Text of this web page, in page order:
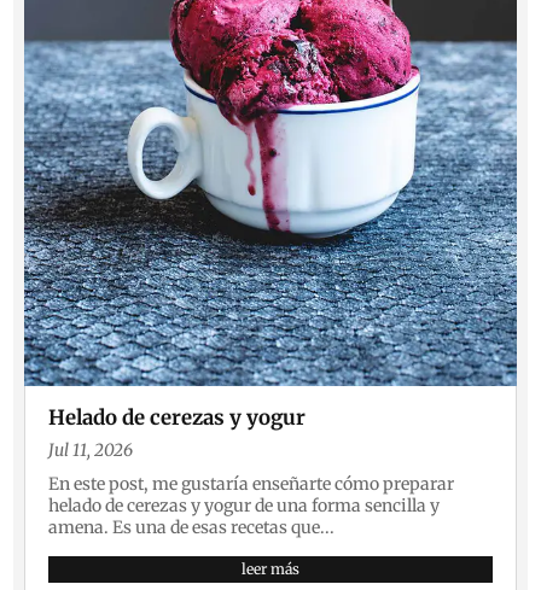
Helado de cerezas y yogur
Jul 11, 2026
En este post, me gustaría enseñarte cómo preparar
helado de cerezas y yogur de una forma sencilla y
amena. Es una de esas recetas que...
leer más